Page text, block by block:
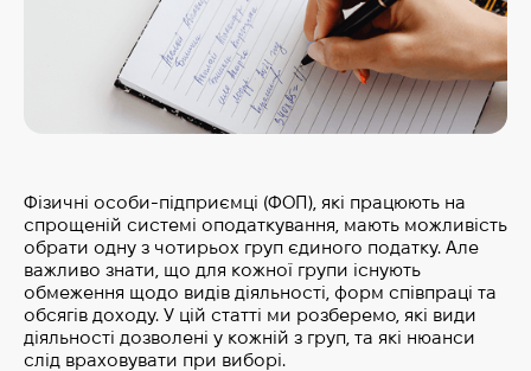
Фізичні особи-підприємці (ФОП), які працюють на
спрощеній системі оподаткування, мають можливість
обрати одну з чотирьох груп єдиного податку. Але
важливо знати, що для кожної групи існують
обмеження щодо видів діяльності, форм співпраці та
обсягів доходу. У цій статті ми розберемо, які види
діяльності дозволені у кожній з груп, та які нюанси
слід враховувати при виборі.